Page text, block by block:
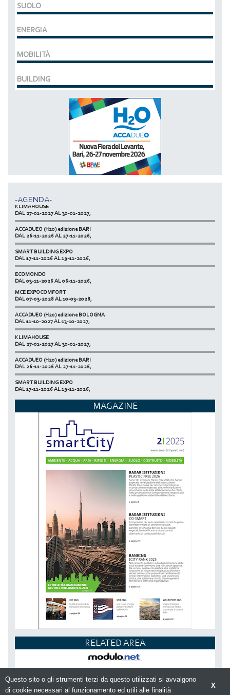
SUOLO
ENERGIA
MOBILITÀ
BUILDING
-AGENDA-
DAL 07-03-2028 AL 10-03-2028,
ACCADUEO (H20) edizione BOLOGNA
KLIMAHOUSE
DAL 27-01-2027 AL 30-01-2027,
ACCADUEO (H20) edizione BARI
DAL 26-11-2026 AL 27-11-2026,
SMART BUILDING EXPO
DAL 17-11-2026 AL 19-11-2026,
ECOMONDO
DAL 03-11-2026 AL 06-11-2026,
NETZERO MILAN - EXPO SUMMIT
DAL 20-10-2026 AL 22-10-2026,
MCE EXPOCOMFORT
DAL 07-03-2028 AL 10-03-2028,
ACCADUEO (H20) edizione BOLOGNA
DAL 11-10-2027 AL 13-10-2027,
KLIMAHOUSE
DAL 27-01-2027 AL 30-01-2027,
ACCADUEO (H20) edizione BARI
DAL 26-11-2026 AL 27-11-2026,
SMART BUILDING EXPO
DAL 17-11-2026 AL 19-11-2026,
NETZERO MILAN - EXPO SUMMIT
DAL 20-10-2026 AL 22-10-2026,
MAGAZINE
RELATED AREA
X
Questo sito o gli strumenti terzi da questo utilizzati si avvalgono
di cookie necessari al funzionamento ed utili alle finalità